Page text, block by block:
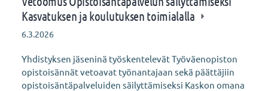
Kasvatuksen ja koulutuksen toimialalla
6.3.2026
Yhdistyksen jäseninä työskentelevät Työväenopiston
opistoisännät vetoavat työnantajaan sekä päättäjiin
opistoisäntäpalveluiden säilyttämiseksi Kaskon omana